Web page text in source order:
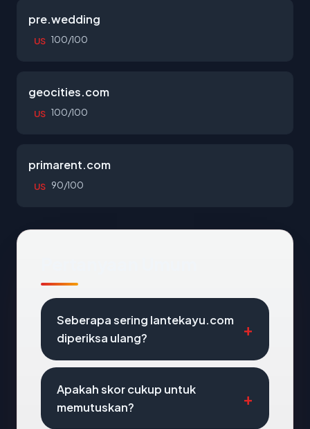
pre.wedding
US 100/100
geocities.com
US 100/100
primarent.com
US 90/100
Seberapa sering lantekayu.com
diperiksa ulang?
Apakah skor cukup untuk
memutuskan?